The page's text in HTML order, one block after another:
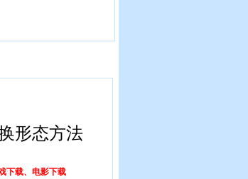
形态方法
下载、电影下载